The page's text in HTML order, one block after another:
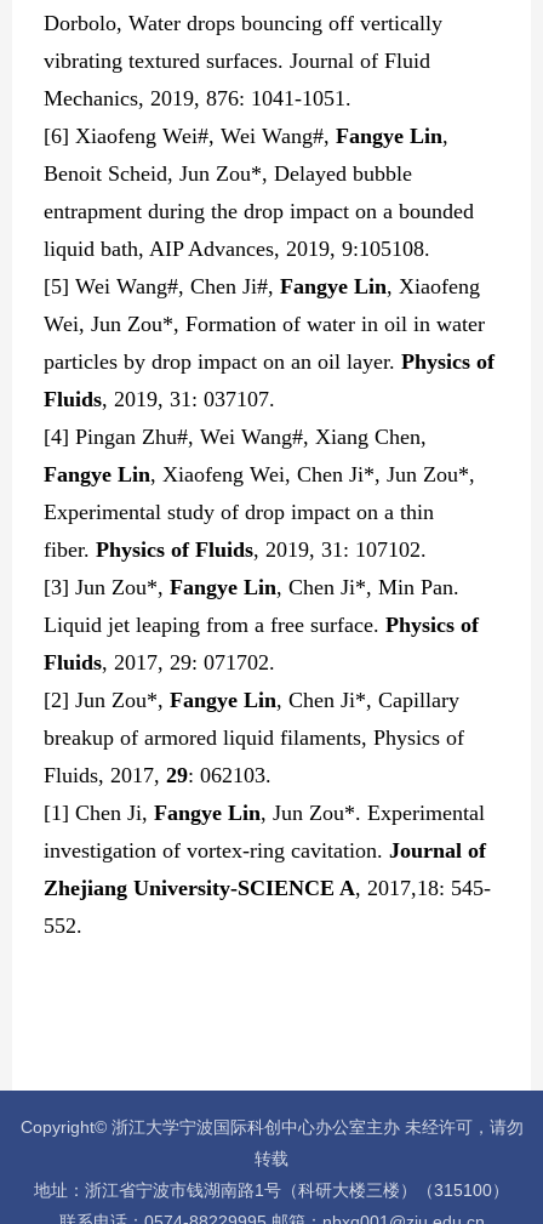
Dorbolo, Water drops bouncing off vertically
vibrating textured surfaces. Journal of Fluid
Mechanics, 2019, 876: 1041-1051.
[6] Xiaofeng Wei#, Wei Wang#, Fangye Lin,
Benoit Scheid, Jun Zou*, Delayed bubble
entrapment during the drop impact on a bounded
liquid bath, AIP Advances, 2019, 9:105108.
[5] Wei Wang#, Chen Ji#, Fangye Lin, Xiaofeng
Wei, Jun Zou*, Formation of water in oil in water
particles by drop impact on an oil layer. Physics of
Fluids, 2019, 31: 037107.
[4] Pingan Zhu#, Wei Wang#, Xiang Chen,
Fangye Lin, Xiaofeng Wei, Chen Ji*, Jun Zou*,
Experimental study of drop impact on a thin
fiber. Physics of Fluids, 2019, 31: 107102.
[3] Jun Zou*, Fangye Lin, Chen Ji*, Min Pan.
Liquid jet leaping from a free surface. Physics of
Fluids, 2017, 29: 071702.
[2] Jun Zou*, Fangye Lin, Chen Ji*, Capillary
breakup of armored liquid filaments, Physics of
Fluids, 2017, 29: 062103.
[1] Chen Ji, Fangye Lin, Jun Zou*. Experimental
investigation of vortex-ring cavitation. Journal of
Zhejiang University-SCIENCE A, 2017,18: 545-
552.
Copyright© 浙江大学宁波国际科创中心办公室主办 未经许可，请勿
转载
地址：浙江省宁波市钱湖南路1号（科研大楼三楼）（315100）